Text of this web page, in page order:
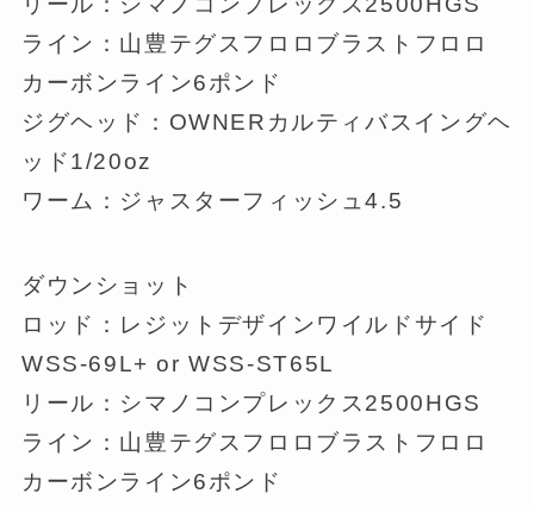
ライン：山豊テグスフロロブラストフロロ
カーボンライン6ポンド
ジグヘッド：OWNERカルティバスイングヘ
ッド1/20oz
ワーム：ジャスターフィッシュ4.5
ダウンショット
ロッド：レジットデザインワイルドサイド
WSS-69L+ or WSS-ST65L
リール：シマノコンプレックス2500HGS
ライン：山豊テグスフロロブラストフロロ
カーボンライン6ポンド